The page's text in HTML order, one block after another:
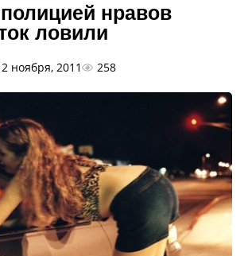
нравов
ловили
2 ноября, 2011 258